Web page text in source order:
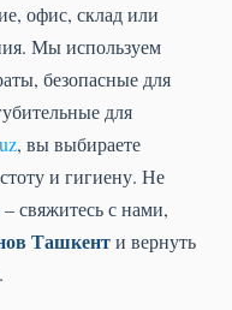
офис, склад или
Мы используем
безопасные для
для
, вы выбираете
и гигиену. Не
свяжитесь с нами,
Ташкенти вернуть